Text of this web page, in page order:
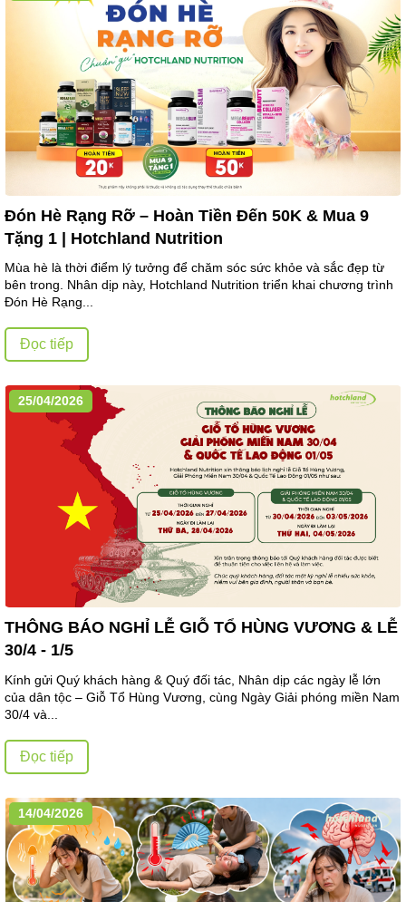
Đón Hè Rạng Rỡ – Hoàn Tiền Đến 50K & Mua 9
Tặng 1 | Hotchland Nutrition
Mùa hè là thời điểm lý tưởng để chăm sóc sức khỏe và sắc đẹp từ
bên trong. Nhân dịp này, Hotchland Nutrition triển khai chương trình
Đón Hè Rạng...
Đọc tiếp
25/04/2026
THÔNG BÁO NGHỈ LỄ GIỖ TỔ HÙNG VƯƠNG & LỄ
30/4 - 1/5
Kính gửi Quý khách hàng & Quý đối tác, Nhân dịp các ngày lễ lớn
của dân tộc – Giỗ Tổ Hùng Vương, cùng Ngày Giải phóng miền Nam
30/4 và...
Đọc tiếp
14/04/2026